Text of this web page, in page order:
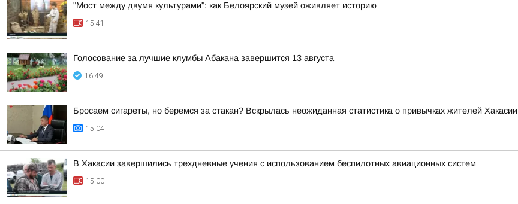
"Мост между двумя культурами": как Белоярский музей оживляет историю
15:41
Голосование за лучшие клумбы Абакана завершится 13 августа
16:49
Бросаем сигареты, но беремся за стакан? Вскрылась неожиданная статистика о привычках жителей Хакасии
15:04
В Хакасии завершились трехдневные учения с использованием беспилотных авиационных систем
15:00